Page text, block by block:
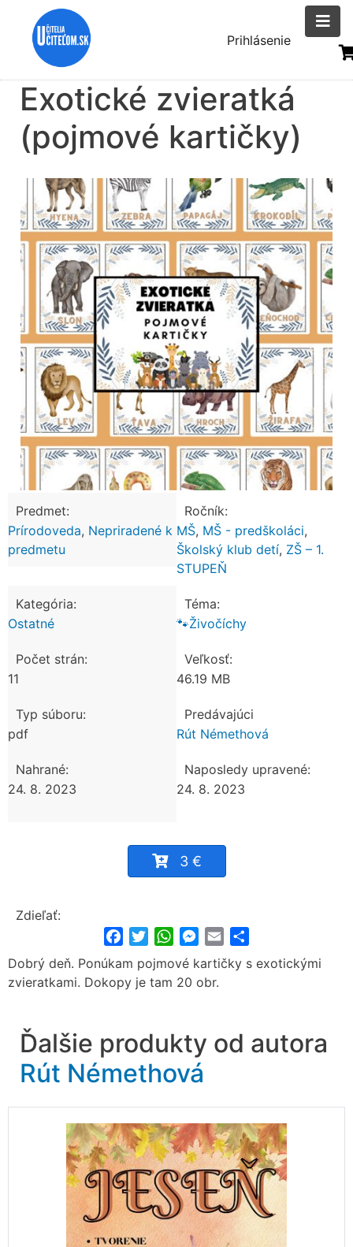
Menu
účtu
Prihlásenie
Exotické zvieratká
(pojmové kartičky)
Predmet:
Prírodoveda, Nepriradené k
predmetu
Ročník:
MŠ, MŠ - predškoláci,
Školský klub detí, ZŠ – 1.
STUPEŇ
Kategória:
Ostatné
Téma:
🐾Živočíchy
Počet strán:
11
Veľkosť:
46.19 MB
Typ súboru:
pdf
Predávajúci
Rút Némethová
Nahrané:
24. 8. 2023
Naposledy upravené:
24. 8. 2023
3 €
Zdieľať:
FacebookTwitterWhatsApp
Messenger
Email
Dobrý deň. Ponúkam pojmové kartičky s exotickými
zvieratkami. Dokopy je tam 20 obr.
Ďalšie produkty od autora
Rút Némethová